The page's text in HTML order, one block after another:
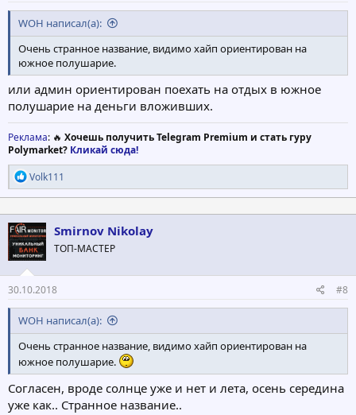
WOH написал(а):
Очень странное название, видимо хайп ориентирован на
южное полушарие.
или админ ориентирован поехать на отдых в южное
полушарие на деньги вложивших.
Реклама: 🔥 Хочешь получить Telegram Premium и стать гуру
Polymarket? Кликай сюда!
Р
е
а
к
ц
и
и
:
Volk111
Smirnov Nikolay
ТОП-МАСТЕР
30.10.2018 #8
WOH написал(а):
Очень странное название, видимо хайп ориентирован на
южное полушарие.
Согласен, вроде солнце уже и нет и лета, осень середина
уже как.. Странное название..